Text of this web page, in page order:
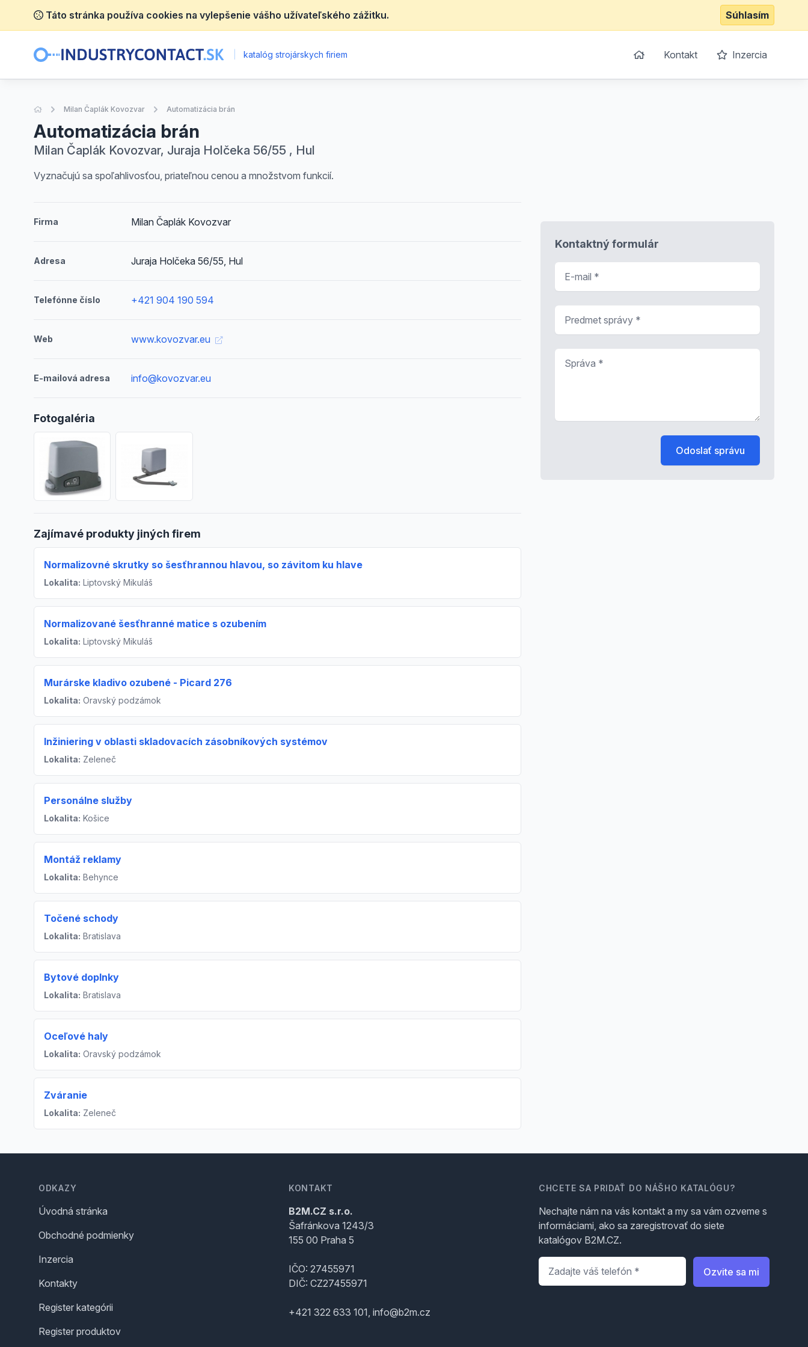
Táto stránka používa cookies na vylepšenie vášho užívateľského zážitku. Súhlasím
katalóg strojárskych firiem Kontakt Inzercia
Úvodná stránka
Milan Čaplák Kovozvar Automatizácia brán
Automatizácia brán
Milan Čaplák Kovozvar, Juraja Holčeka 56/55 , Hul
Vyznačujú sa spoľahlivosťou, priateľnou cenou a množstvom funkcií.
Firma Milan Čaplák Kovozvar
Adresa Juraja Holčeka 56/55, Hul
Telefónne číslo +421 904 190 594
Web www.kovozvar.eu
E-mailová adresa info@kovozvar.eu
Fotogaléria
Zajímavé produkty jiných firem
Normalizovné skrutky so šesťhrannou hlavou, so závitom ku hlave
Lokalita: Liptovský Mikuláš
Normalizované šesťhranné matice s ozubením
Lokalita: Liptovský Mikuláš
Murárske kladivo ozubené - Picard 276
Lokalita: Oravský podzámok
Inžiniering v oblasti skladovacích zásobníkových systémov
Lokalita: Zeleneč
Personálne služby
Lokalita: Košice
Montáž reklamy
Lokalita: Behynce
Točené schody
Lokalita: Bratislava
Bytové doplnky
Lokalita: Bratislava
Oceľové haly
Lokalita: Oravský podzámok
Zváranie
Lokalita: Zeleneč
Kontaktný formulár
Odoslať správu
ODKAZY
Úvodná stránka
Obchodné podmienky
Inzercia
Kontakty
Register kategórii
Register produktov
KONTAKT
B2M.CZ s.r.o.
Šafránkova 1243/3
155 00 Praha 5
IČO: 27455971
DIČ: CZ27455971
+421 322 633 101, info@b2m.cz
CHCETE SA PRIDAŤ DO NÁŠHO KATALÓGU?
Nechajte nám na vás kontakt a my sa vám ozveme s
informáciami, ako sa zaregistrovať do siete
katalógov B2M.CZ.
Telefón
Ozvite sa mi